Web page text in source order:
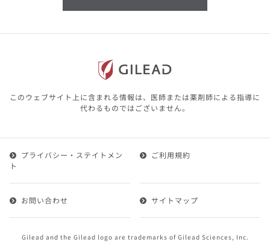
含む）の情報は、その製品またはその製品の
本サイト内の情報は、医師その他医療関係者
が行なうべきアドバイスやサービスを提供す
るものではありません。本サイトに表示され
ている情報は、決して、医師その他医療関係
1.会員とは、医療関係者の方で、本サービスの利用規約
ービスに登録を申し込みギリアドがこれを承認した方を
いいます。
けることができます。
このウェブサイト上に含まれる情報は、医師または薬剤師による指導に
代わるものではございません。
Gilead and the Gilead logo are trademarks of Gilead Sciences, Inc.
プライバシー・ステイトメン
ト
ご利用規約
お問い合わせ サイトマップ